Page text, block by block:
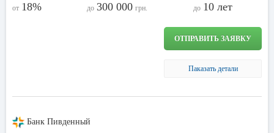
от 18%
до 300 000 грн.
до 10 лет
ОТПРАВИТЬ ЗАЯВКУ
Паказать детали
Банк Пивденный